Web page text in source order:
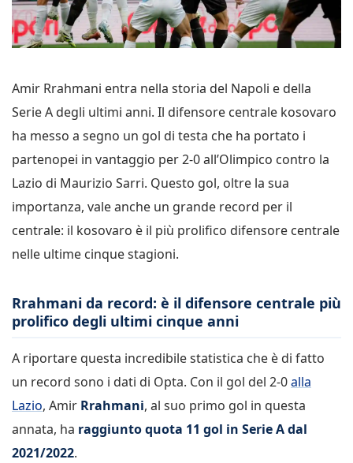
Amir Rrahmani entra nella storia del Napoli e della
Serie A degli ultimi anni. Il difensore centrale kosovaro
ha messo a segno un gol di testa che ha portato i
partenopei in vantaggio per 2-0 all’Olimpico contro la
Lazio di Maurizio Sarri. Questo gol, oltre la sua
importanza, vale anche un grande record per il
centrale: il kosovaro è il più prolifico difensore centrale
nelle ultime cinque stagioni.
Rrahmani da record: è il difensore centrale più
prolifico degli ultimi cinque anni
A riportare questa incredibile statistica che è di fatto
un record sono i dati di Opta. Con il gol del 2-0alla
Lazio, Amir Rrahmani, al suo primo gol in questa
annata, ha raggiunto quota 11 gol in Serie A dal
2021/2022.